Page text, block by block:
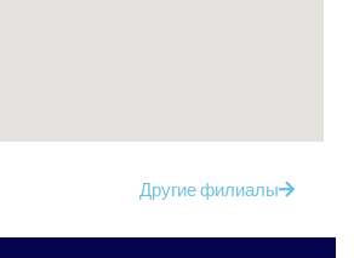
Другие филиалы